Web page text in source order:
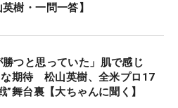
タフなホールになるの
、ひとつでもボギーを少な
ました」
ーのアプローチは？
たますぎたというか。まあ
樹・一問一答】
勝つと思っていた」肌で感じ
な期待 松山英樹、全米プロ17
”舞台裏【大ちゃんに聞く】